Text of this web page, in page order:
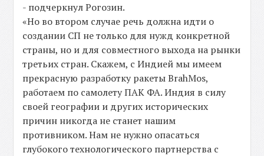
- подчеркнул Рогозин.
«Но во втором случае речь должна идти о
создании СП не только для нужд конкретной
страны, но и для совместного выхода на рынки
третьих стран. Скажем, с Индией мы имеем
прекрасную разработку ракеты BrahMos,
работаем по самолету ПАК ФА. Индия в силу
своей географии и других исторических
причин никогда не станет нашим
противником. Нам не нужно опасаться
глубокого технологического партнерства с